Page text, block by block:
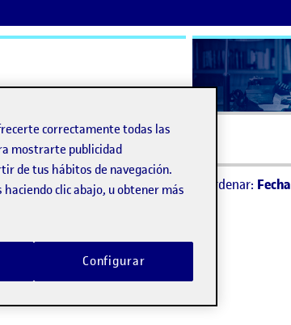
Ayuda
Ordenar: Fecha
correctamente todas las
mostrarte publicidad
de tus hábitos de navegación.
clic abajo, u obtener más
Configurar